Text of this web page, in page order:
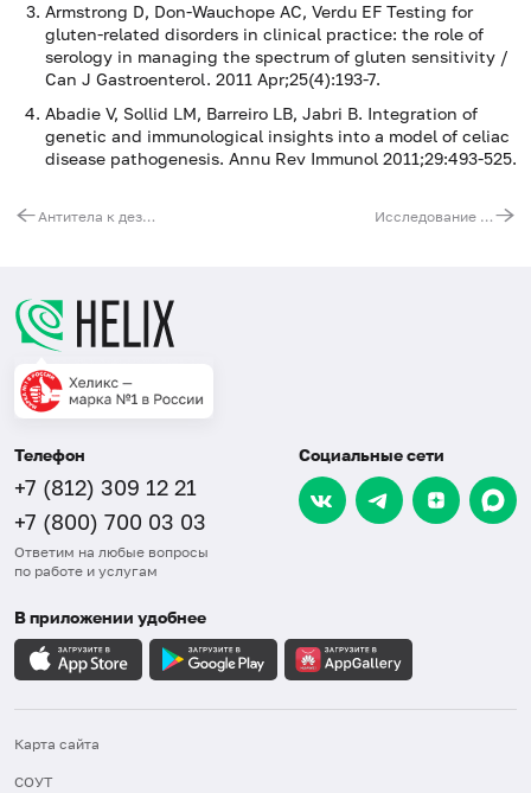
Armstrong D, Don-Wauchope AC, Verdu EF Testing for
gluten-related disorders in clinical practice: the role of
serology in managing the spectrum of gluten sensitivity /
Can J Gastroenterol. 2011 Apr;25(4):193-7.
Abadie V, Sollid LM, Barreiro LB, Jabri B. Integration of
genetic and immunological insights into a model of celiac
disease pathogenesis. Annu Rev Immunol 2011;29:493-525.
Антитела к дезаминированным пептидам глиадина, IgA Исследование IgG-иммунных комплексов методом связывания с C1q (С1q-IgG)
Телефон
+7 (812) 309 12 21
+7 (800) 700 03 03
Ответим на любые вопросы
по работе и услугам
Социальные сети
В приложении удобнее
Карта сайта
СОУТ